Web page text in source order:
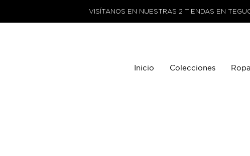
VISÍTANOS EN NUESTRAS 2 TIENDAS EN
Inicio Colecciones Ropa